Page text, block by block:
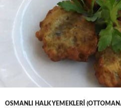
OSMANLI HALK YEMEKLERI